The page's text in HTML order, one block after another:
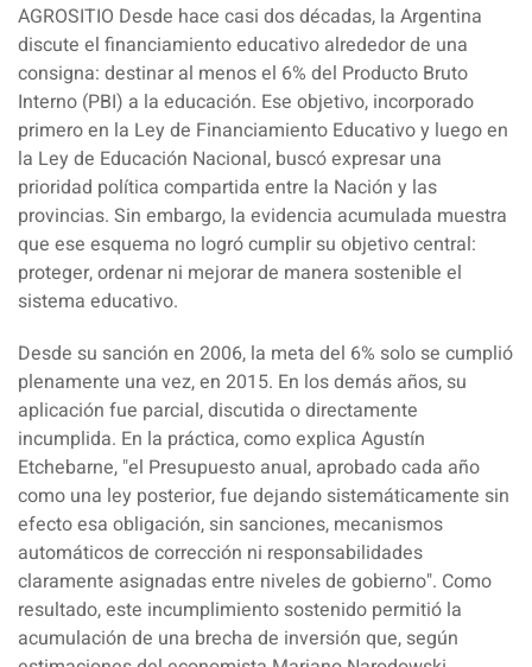
AGROSITIO Desde hace casi dos décadas, la Argentina
discute el financiamiento educativo alrededor de una
consigna: destinar al menos el 6% del Producto Bruto
Interno (PBI) a la educación. Ese objetivo, incorporado
primero en la Ley de Financiamiento Educativo y luego en
la Ley de Educación Nacional, buscó expresar una
prioridad política compartida entre la Nación y las
provincias. Sin embargo, la evidencia acumulada muestra
que ese esquema no logró cumplir su objetivo central:
proteger, ordenar ni mejorar de manera sostenible el
sistema educativo.
Desde su sanción en 2006, la meta del 6% solo se cumplió
plenamente una vez, en 2015. En los demás años, su
aplicación fue parcial, discutida o directamente
incumplida. En la práctica, como explica Agustín
Etchebarne, "el Presupuesto anual, aprobado cada año
como una ley posterior, fue dejando sistemáticamente sin
efecto esa obligación, sin sanciones, mecanismos
automáticos de corrección ni responsabilidades
claramente asignadas entre niveles de gobierno". Como
resultado, este incumplimiento sostenido permitió la
acumulación de una brecha de inversión que, según